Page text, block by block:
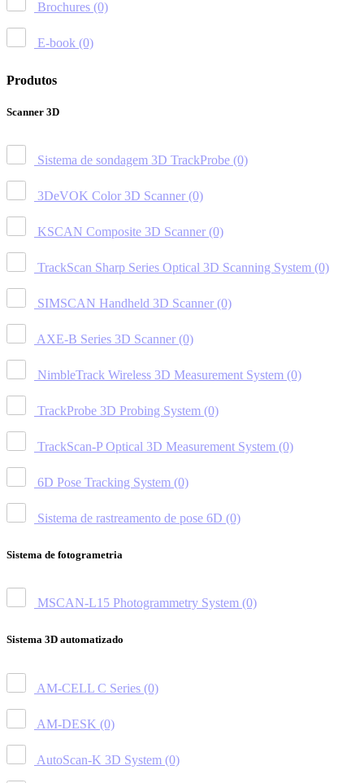
Brochures (0)
E-book (0)
Produtos
Scanner 3D
Sistema de sondagem 3D TrackProbe (0)
3DeVOK Color 3D Scanner (0)
KSCAN Composite 3D Scanner (0)
TrackScan Sharp Series Optical 3D Scanning System (0)
SIMSCAN Handheld 3D Scanner (0)
AXE-B Series 3D Scanner (0)
NimbleTrack Wireless 3D Measurement System (0)
TrackProbe 3D Probing System (0)
TrackScan-P Optical 3D Measurement System (0)
6D Pose Tracking System (0)
Sistema de rastreamento de pose 6D (0)
Sistema de fotogrametria
MSCAN-L15 Photogrammetry System (0)
Sistema 3D automatizado
AM-CELL C Series (0)
AM-DESK (0)
AutoScan-K 3D System (0)